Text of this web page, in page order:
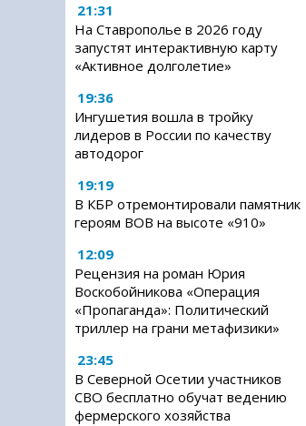
21:31
На Ставрополье в 2026 году
запустят интерактивную карту
«Активное долголетие»
19:36
Ингушетия вошла в тройку
лидеров в России по качеству
автодорог
19:19
В КБР отремонтировали памятник
героям ВОВ на высоте «910»
12:09
Рецензия на роман Юрия
Воскобойникова «Операция
«Пропаганда»: Политический
триллер на грани метафизики»
23:45
В Северной Осетии участников
СВО бесплатно обучат ведению
фермерского хозяйства